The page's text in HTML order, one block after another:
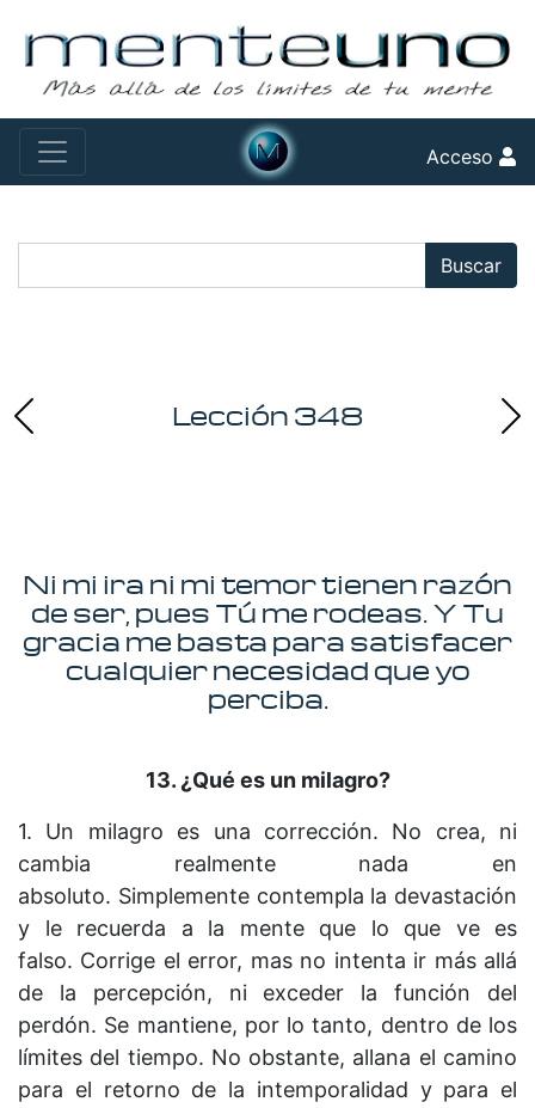
Acceso
Buscar
Lección 348
Ni mi ira ni mi temor tienen razón
de ser, pues Tú me rodeas. Y Tu
gracia me basta para satisfacer
cualquier necesidad que yo
perciba.
13. ¿Qué es un milagro?
1. Un milagro es una corrección. No crea, ni
cambia realmente nada en
absoluto. Simplemente contempla la devastación
y le recuerda a la mente que lo que ve es
falso. Corrige el error, mas no intenta ir más allá
de la percepción, ni exceder la función del
perdón. Se mantiene, por lo tanto, dentro de los
límites del tiempo. No obstante, allana el camino
para el retorno de la intemporalidad y para el